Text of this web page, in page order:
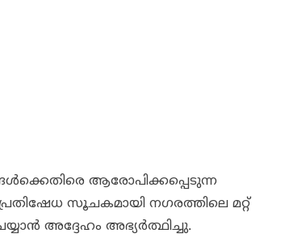
ആരോപിക്കപ്പെടുന്ന
സൂചകമായി നഗരത്തിലെ മറ്റ്
അദ്ദേഹം അഭ്യർത്ഥിച്ചു.